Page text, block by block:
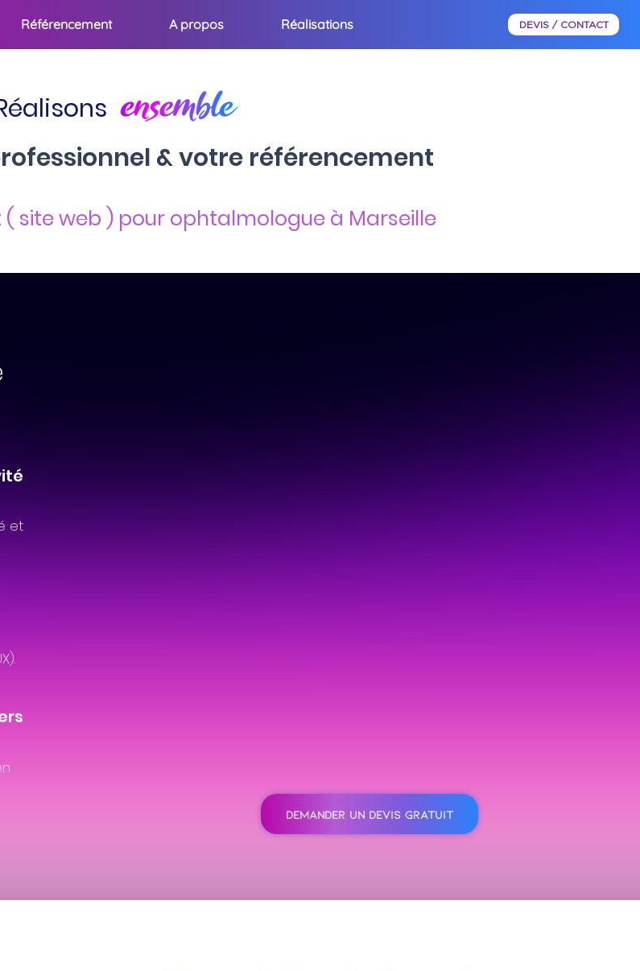
Référencement A propos Réalisations DEVIS / CONTACT
& votre référencement
site web ) pour ophtalmologue à Marseille
et
DEMANDER UN DEVIS GRATUIT